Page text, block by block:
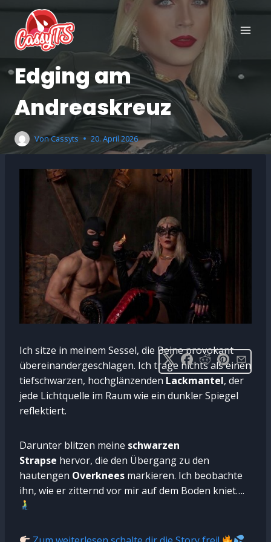
Inhalt
springen
Edging am
Andreaskreuz
VonCassyts 20. April 2026
Ich sitze in meinem Sessel, die Beine provokant
übereinandergeschlagen. Ich trage nichts als einen
tiefschwarzen, hochglänzenden Lackmantel, der
jede Lichtquelle im Raum wie ein dunkler Spiegel
reflektiert.
Darunter blitzen meine schwarzen
Strapse hervor, die den Übergang zu den
hautengen Overknees markieren. Ich beobachte
ihn, wie er zitternd vor mir auf dem Boden kniet….